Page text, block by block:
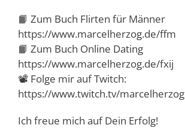
📙 Zum Buch Flirten für Männer
https://www.marcelherzog.de/ffm
📙 Zum Buch Online Dating
https://www.marcelherzog.de/fxij
📽️ Folge mir auf Twitch:
https://www.twitch.tv/marcelherzog
Ich freue mich auf Dein Erfolg!